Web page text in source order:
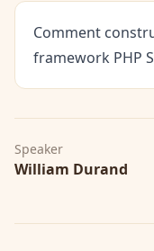
Comment
framework PHP
Speaker
William Durand